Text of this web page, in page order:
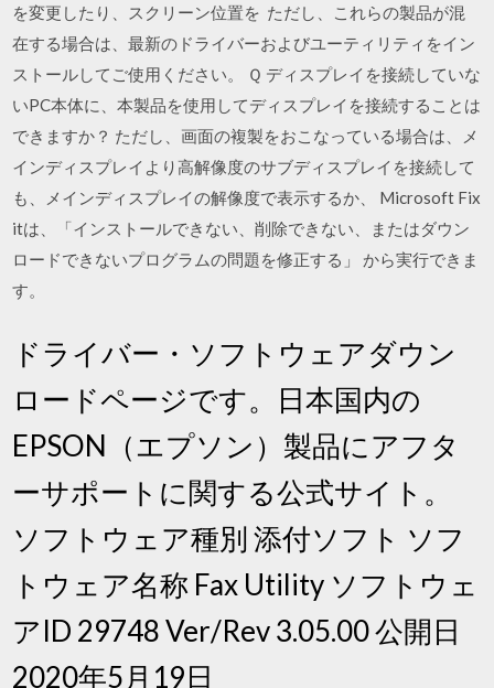
を変更したり、スクリーン位置を ただし、これらの製品が混
在する場合は、最新のドライバーおよびユーティリティをイン
ストールしてご使用ください。 Ｑ ディスプレイを接続していな
いPC本体に、本製品を使用してディスプレイを接続することは
できますか？ ただし、画面の複製をおこなっている場合は、メ
インディスプレイより高解像度のサブディスプレイを接続して
も、メインディスプレイの解像度で表示するか、 Microsoft Fix
itは、「インストールできない、削除できない、またはダウン
ロードできないプログラムの問題を修正する」 から実行できま
す。
ドライバー・ソフトウェアダウン
ロードページです。日本国内の
EPSON（エプソン）製品にアフタ
ーサポートに関する公式サイト。
ソフトウェア種別 添付ソフト ソフ
トウェア名称 Fax Utility ソフトウェ
アID 29748 Ver/Rev 3.05.00 公開日
2020年5月19日